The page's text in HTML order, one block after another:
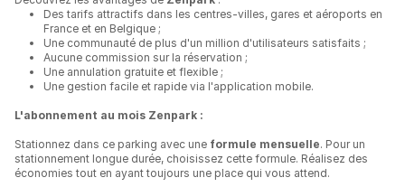
Des tarifs attractifs dans les centres-villes, gares et aéroports en
France et en Belgique ;
Une communauté de plus d'un million d'utilisateurs satisfaits ;
Aucune commission sur la réservation ;
Une annulation gratuite et flexible ;
Une gestion facile et rapide via l'application mobile.
L'abonnement au mois Zenpark :
Stationnez dans ce parking avec une formule mensuelle. Pour un
stationnement longue durée, choisissez cette formule. Réalisez des
économies tout en ayant toujours une place qui vous attend.